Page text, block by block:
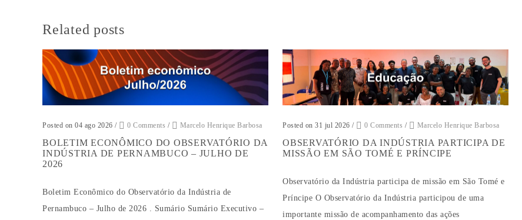
Related posts
Posted on 04 ago 2026 / 0 Comments / Marcelo Henrique Barbosa
BOLETIM ECONÔMICO DO OBSERVATÓRIO DA
INDÚSTRIA DE PERNAMBUCO – JULHO DE
2026
Boletim Econômico do Observatório da Indústria de
Pernambuco – Julho de 2026 . Sumário Sumário Executivo –
Posted on 31 jul 2026 / 0 Comments / Marcelo Henrique Barbosa
OBSERVATÓRIO DA INDÚSTRIA PARTICIPA DE
MISSÃO EM SÃO TOMÉ E PRÍNCIPE
Observatório da Indústria participa de missão em São Tomé e
Príncipe O Observatório da Indústria participou de uma
importante missão de acompanhamento das ações